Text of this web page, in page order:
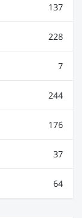
137
228
7
244
176
37
64